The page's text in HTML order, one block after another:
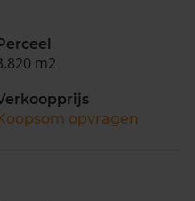
m2
opvragen